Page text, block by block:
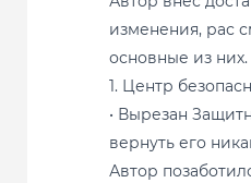
изменения, рас
основные из них.
1. Центр
• Вырезан
вернуть его
Автор